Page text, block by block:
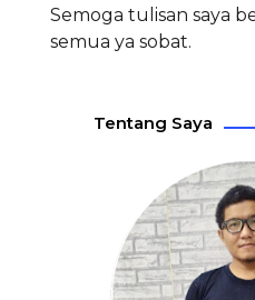
Semoga tulisan saya
semua ya sobat.
Tentang Saya